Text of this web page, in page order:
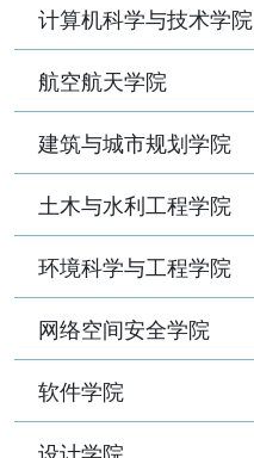
计算机科学与技术学院
航空航天学院
建筑与城市规划学院
土木与水利工程学院
环境科学与工程学院
网络空间安全学院
软件学院